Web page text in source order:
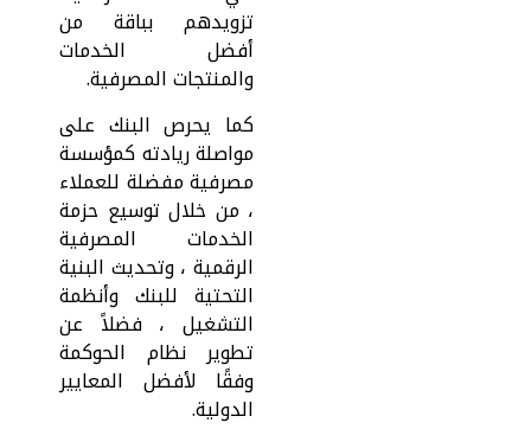
تزويدهم بباقة من
أفضل الخدمات
والمنتجات المصرفية.
كما يحرص البنك على
مواصلة ريادته كمؤسسة
مصرفية مفضلة للعملاء
، من خلال توسيع حزمة
الخدمات المصرفية
الرقمية ، وتحديث البنية
التحتية للبنك وأنظمة
التشغيل ، فضلاً عن
تطوير نظام الحوكمة
وفقًا لأفضل المعايير
الدولية.